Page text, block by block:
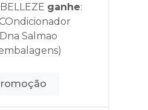
ganhe:
Salmao